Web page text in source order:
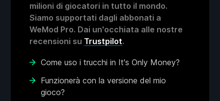
milioni di giocatori in tutto il mondo.
Siamo supportati dagli abbonati a
WeMod Pro. Dai un'occhiata alle nostre
recensioni su Trustpilot.
Come uso i trucchi in It's Only Money?
Funzionerà con la versione del mio
gioco?